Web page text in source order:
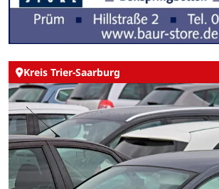
Kreis Trier-Saarburg